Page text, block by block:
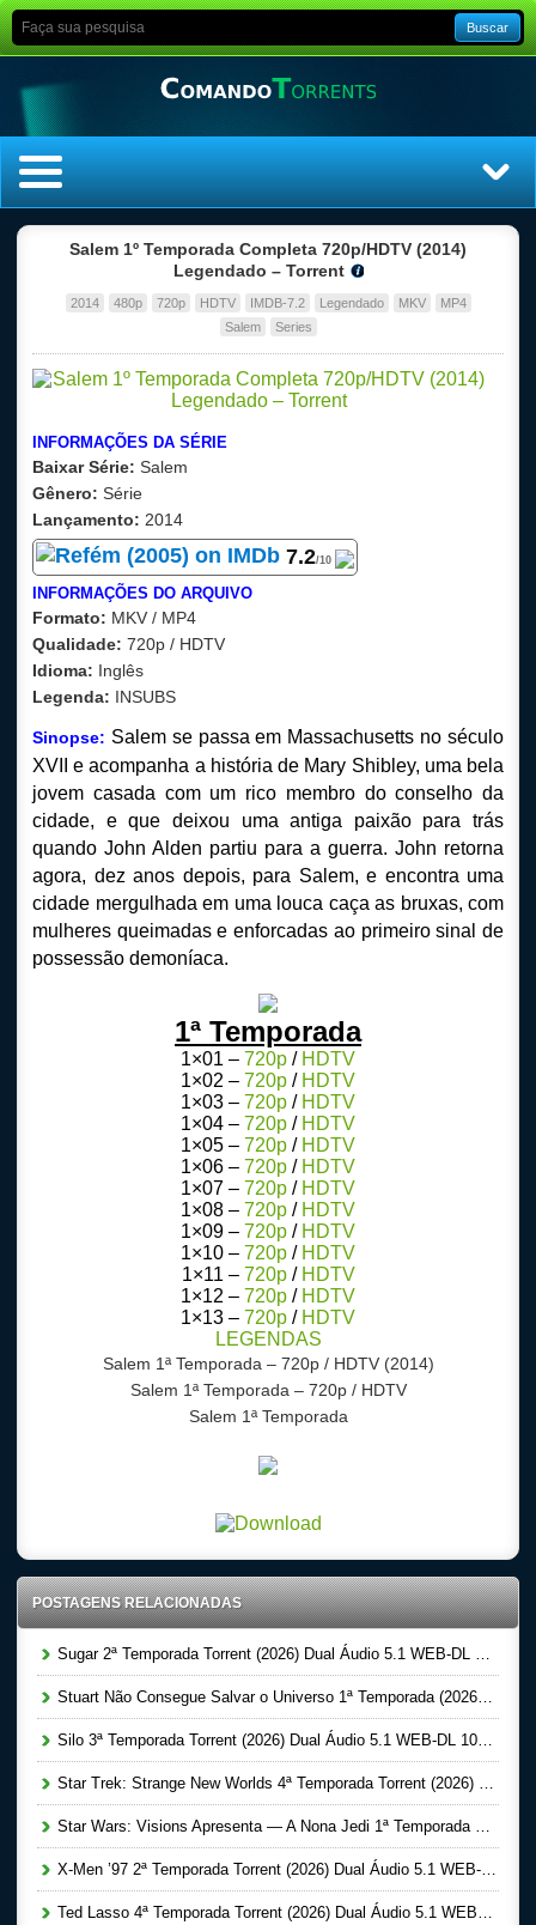
Buscar
Filmes
Salem 1º Temporada Completa 720p/HDTV (2014)
Legendado – Torrent
2014 480p 720p HDTV IMDB-7.2 Legendado MKV
MP4
Salem
Series
INFORMAÇÕES DA SÉRIE
Baixar Série: Salem
Gênero: Série
Lançamento: 2014
7.2/10
INFORMAÇÕES DO ARQUIVO
Formato: MKV / MP4
Qualidade: 720p / HDTV
Idioma: Inglês
Legenda: INSUBS
Sinopse: Salem se passa em Massachusetts no século
XVII e acompanha a história de Mary Shibley, uma bela
jovem casada com um rico membro do conselho da
cidade, e que deixou uma antiga paixão para trás
quando John Alden partiu para a guerra. John retorna
agora, dez anos depois, para Salem, e encontra uma
cidade mergulhada em uma louca caça as bruxas, com
mulheres queimadas e enforcadas ao primeiro sinal de
possessão demoníaca.
1ª Temporada
1×01 – 720p / HDTV
1×02 – 720p / HDTV
1×03 – 720p / HDTV
1×04 – 720p / HDTV
1×05 – 720p / HDTV
1×06 – 720p / HDTV
1×07 – 720p / HDTV
1×08 – 720p / HDTV
1×09 – 720p / HDTV
1×10 – 720p / HDTV
1×11 – 720p/ HDTV
1×12 – 720p / HDTV
1×13 – 720p / HDTV
LEGENDAS
Salem 1ª Temporada – 720p / HDTV (2014)
Salem 1ª Temporada – 720p / HDTV
Salem 1ª Temporada
POSTAGENS RELACIONADAS
Sugar 2ª Temporada Torrent (2026) Dual Áudio 5.1 WEB-DL 1080p
Stuart Não Consegue Salvar o Universo 1ª Temporada (2026) Dual Áudio 5.1 WEB-DL 1080p
Silo 3ª Temporada Torrent (2026) Dual Áudio 5.1 WEB-DL 1080p
Star Trek: Strange New Worlds 4ª Temporada Torrent (2026) Dual Áudio 5.1 WEB-DL 1080p
Star Wars: Visions Apresenta — A Nona Jedi 1ª Temporada Completa Torrent (2026) Dual Áudio 5.1 WEB-DL 1080p
X-Men ’97 2ª Temporada Torrent (2026) Dual Áudio 5.1 WEB-DL 1080p
Ted Lasso 4ª Temporada Torrent (2026) Dual Áudio 5.1 WEB-DL 1080p